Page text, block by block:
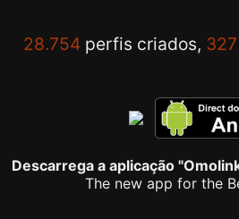
28.754 perfis criados, 327
Descarrega a aplicação
The new app for the